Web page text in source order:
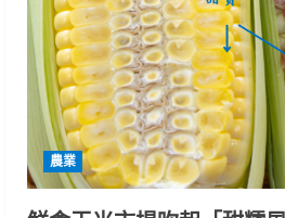
e
a
d
i
農業